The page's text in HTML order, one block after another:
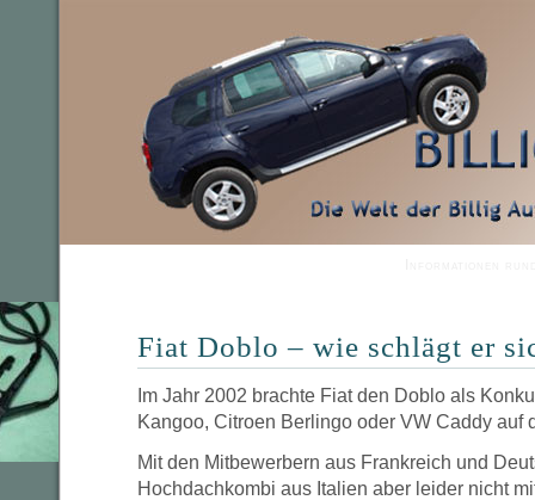
Fiat Doblo – wie schlägt er
Im Jahr 2002 brachte Fiat den Doblo als
Kangoo, Citroen Berlingo oder VW Caddy auf
Mit den Mitbewerbern aus Frankreich und
Hochdachkombi aus Italien aber leider nicht